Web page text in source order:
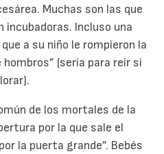
Muchas son las que
incubadoras. Incluso una
a su niño le rompieron la
(sería para reír si
de los mortales de la
por la que sale el
la puerta grande”. Bebés